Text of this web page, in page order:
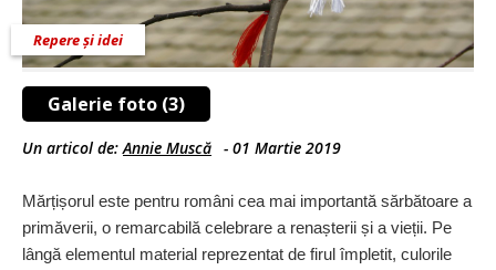
Galerie foto (3)
Repere și idei
Un articol de:Annie Muscă - 01 Martie 2019
Mărțișorul este pentru români cea mai importantă sărbătoare a
primăverii, o remarcabilă celebrare a renașterii și a vieții. Pe
lângă elementul material reprezentat de firul împletit, culorile